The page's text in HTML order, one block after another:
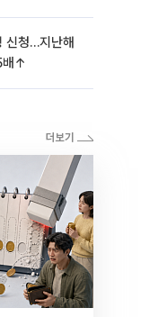
신청…지난해
배↑